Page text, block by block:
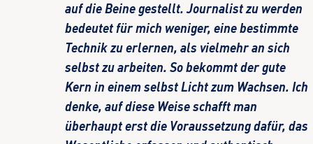
auf die Beine gestellt. Journalist zu werden
bedeutet für mich weniger, eine bestimmte
Technik zu erlernen, als vielmehr an sich
selbst zu arbeiten. So bekommt der gute
Kern in einem selbst Licht zum Wachsen. Ich
denke, auf diese Weise schafft man
überhaupt erst die Voraussetzung dafür, das